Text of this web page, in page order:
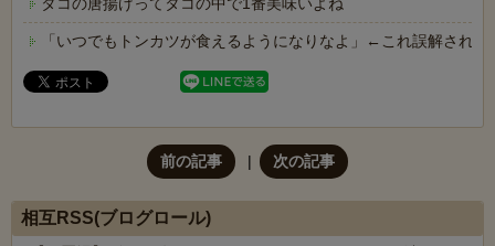
「いつでもトンカツが食えるようになりなよ」←これ誤解されて
前の記事 次の記事
相互RSS(ブログロール)